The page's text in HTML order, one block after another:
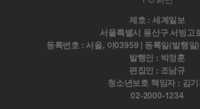
제호 : 세계일보
서울특별시 용산구 서빙고
등록번호 : 서울, 아03959 | 등록일(발행
발행인 : 박정훈
편집인 : 조남규
청소년보호 책임자 : 김
02-2000-1234